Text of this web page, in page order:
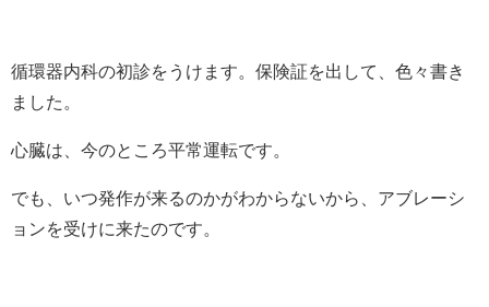
循環器内科の初診をうけます。保険証を出して、色々書き
ました。
心臓は、今のところ平常運転です。
でも、いつ発作が来るのかがわからないから、アブレーシ
ョンを受けに来たのです。